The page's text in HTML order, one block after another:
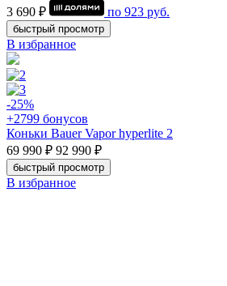
3 690 ₽
по 923 руб.
быстрый просмотр
В избранное
-25%
+2799 бонусов
Коньки Bauer Vapor hyperlite 2
69 990 ₽ 92 990 ₽
быстрый просмотр
В избранное